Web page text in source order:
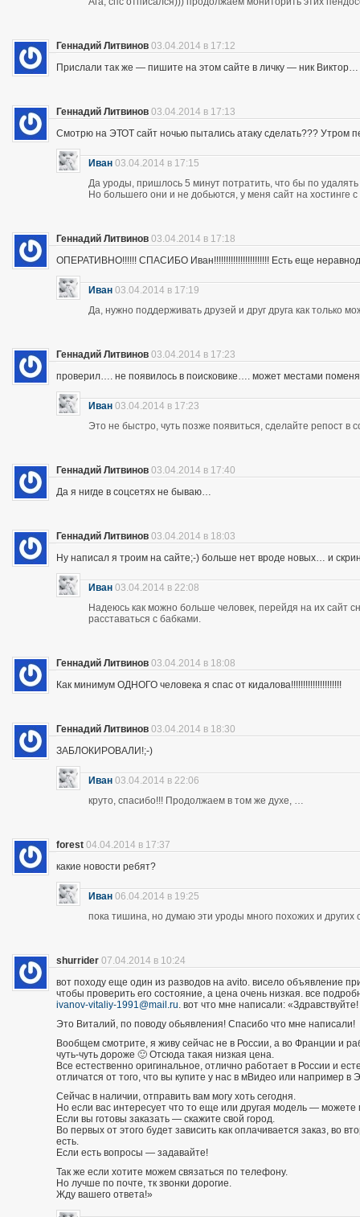
Геннадий Литвинов 03.04.2014 в 17:12
Прислали так же — пишите на этом сайте в личку — ник Виктор…
Геннадий Литвинов 03.04.2014 в 17:13
Смотрю на ЭТОТ сайт ночью пытались атаку сделать??? Утром
Иван 03.04.2014 в 17:15
Да уроды, пришлось 5 минут потратить, что бы по
Но большего они и не добьются, у меня сайт на хостинге
Геннадий Литвинов 03.04.2014 в 17:18
ОПЕРАТИВНО!!!!!! СПАСИБО Иван!!!!!!!!!!!!!!!!!!!!!!! Есть еще
Иван 03.04.2014 в 17:19
Да, нужно поддерживать друзей и друг друга как только
Геннадий Литвинов 03.04.2014 в 17:23
проверил…. не появилось в поисковике…. может местами
Иван 03.04.2014 в 17:23
Это не быстро, чуть позже появиться, сделайте репост в
Геннадий Литвинов 03.04.2014 в 17:40
Да я нигде в соцсетях не бываю…
Геннадий Литвинов 03.04.2014 в 18:03
Ну написал я троим на сайте;-) больше нет вроде новых… и
Иван 03.04.2014 в 22:08
Надеюсь как можно больше человек, перейдя на их сайт
расставаться с бабками.
Геннадий Литвинов 03.04.2014 в 18:08
Как минимум ОДНОГО человека я спас от кидалова!!!!!!!!!!!!!!!!!!!!!
Геннадий Литвинов 03.04.2014 в 18:30
ЗАБЛОКИРОВАЛИ!;-)
Иван 03.04.2014 в 22:06
круто, спасибо!!! Продолжаем в том же духе, …
forest 04.04.2014 в 17:37
какие новости ребят?
Иван 06.04.2014 в 19:25
пока тишина, но думаю эти уроды много похожих и
shurrider 07.04.2014 в 10:24
вот походу еще один из разводов на avito. висело объявление
чтобы проверить его состояние, а цена очень низкая. все
ivanov-vitaliy-1991@mail.ru . вот что мне написали: «Здравствуйте!
Это Виталий, по поводу обьявления! Спасибо что мне написали!
Вообщем смотрите, я живу сейчас не в России, а во Франции и
чуть-чуть дороже 🙂 Отсюда такая низкая цена.
Все естественно оригинальное, отлично работает в России и
отличатся от того, что вы купите у нас в мВидео или например в
Сейчас в наличии, отправить вам могу хоть сегодня.
Но если вас интересует что то еще или другая модель —
Если вы готовы заказать — скажите свой город.
Во первых от этого будет зависить как оплачивается заказ, во
есть.
Если есть вопросы — задавайте!
Так же если хотите можем связаться по телефону.
Но лучше по почте, тк звонки дорогие.
Жду вашего ответа!»